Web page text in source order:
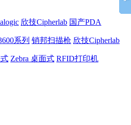
欣技Cipherlab 国产PDA
系列 销邦扫描枪 欣技Cipherlab
Zebra 桌面式 RFID打印机